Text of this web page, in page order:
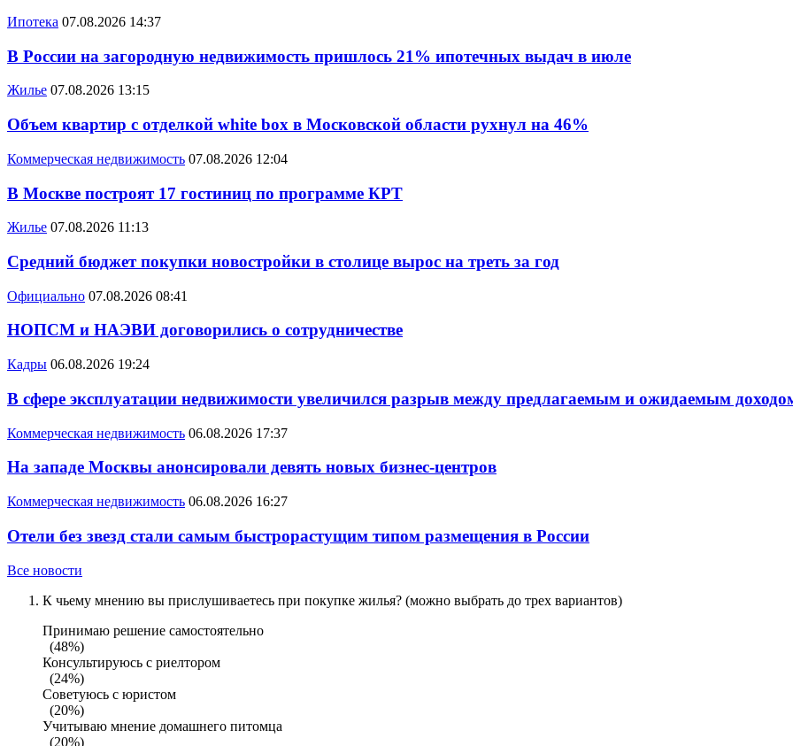
Ипотека 07.08.2026 14:37
В России на загородную недвижимость пришлось 21% ипотечных выдач в июле
Жилье 07.08.2026 13:15
Объем квартир с отделкой white box в Московской области рухнул на 46%
Коммерческая недвижимость 07.08.2026 12:04
В Москве построят 17 гостиниц по программе КРТ
Жилье 07.08.2026 11:13
Средний бюджет покупки новостройки в столице вырос на треть за год
Официально 07.08.2026 08:41
НОПСМ и НАЭВИ договорились о сотрудничестве
Кадры 06.08.2026 19:24
В сфере эксплуатации недвижимости увеличился разрыв между предлагаемым и ожидаемым
Коммерческая недвижимость 06.08.2026 17:37
На западе Москвы анонсировали девять новых бизнес-центров
Коммерческая недвижимость 06.08.2026 16:27
Отели без звезд стали самым быстрорастущим типом размещения в России
Все новости
К чьему мнению вы прислушиваетесь при покупке жилья? (можно выбрать до трех вариантов)
Принимаю решение самостоятельно
(48%)
Консультируюсь с риелтором
(24%)
Советуюсь с юристом
(20%)
Учитываю мнение домашнего питомца
(20%)